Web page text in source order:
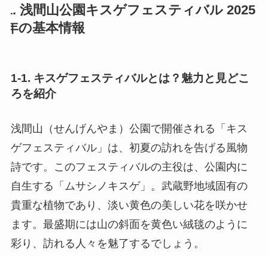
1. 浅間山公園キスゲフェスティバル 2025
年の基本情報
1-1. キスゲフェスティバルとは？魅力と見どこ
ろを紹介
浅間山（せんげんやま）公園で開催される「キス
ゲフェスティバル」は、初夏の訪れを告げる風物
詩です。このフェスティバルの主役は、公園内に
自生する「ムサシノキスゲ」。武蔵野地域固有の
貴重な植物であり、淡い黄色の美しい花を咲かせ
ます。最盛期には山の斜面を黄色い絨毯のように
彩り、訪れる人々を魅了するでしょう。